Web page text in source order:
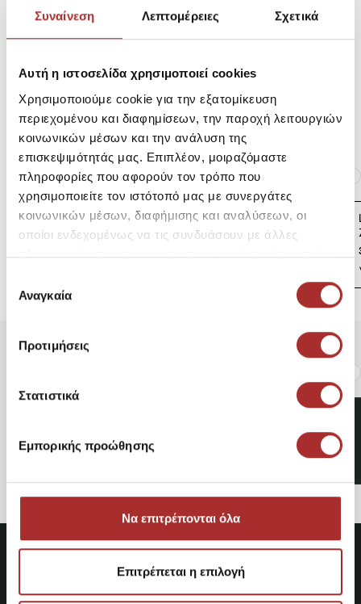
Συναίνεση Λεπτομέρειες Σχετικά
Αυτή η ιστοσελίδα χρησιμοποιεί cookies
Χρησιμοποιούμε cookie για την εξατομίκευση
περιεχομένου και διαφημίσεων, την παροχή λειτουργιών
κοινωνικών μέσων και την ανάλυση της
επισκεψιμότητάς μας. Επιπλέον, μοιραζόμαστε
πληροφορίες που αφορούν τον τρόπο που
χρησιμοποιείτε τον ιστότοπό μας με συνεργάτες
κοινωνικών μέσων, διαφήμισης και αναλύσεων, οι
οποίοι ενδεχομένως να τις συνδυάσουν με άλλες
πληροφορίες που τους έχετε παραχωρήσει ή τις οποίες
των υπηρεσιών τους.
συγκατάθεσης
Αναγκαία
Προτιμήσεις
Στατιστικά
Εμπορικής προώθησης
Να επιτρέπονται όλα
Επιτρέπεται η επιλογή
Επιστροφές Προϊόντων
Ίδια κατηγορία
LAPIN HOUSE Βρεφική
Ζακέτα Πλεκτή
70,95€